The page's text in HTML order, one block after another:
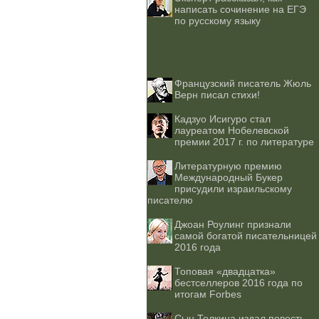
написать сочинение на ЕГЭ
по русскому языку
Французский писатель Жюль
Верн писал стихи!
Кадзуо Исигуро стал
лауреатом Нобелевской
премии 2017 г. по литературе
Литературную премию
Международный Букер
присудили израильскому
писателю
Джоан Роулинг признали
самой богатой писательницей
2016 года
Топовая «двадцатка»
бестселлеров 2016 года по
итогам Forbes